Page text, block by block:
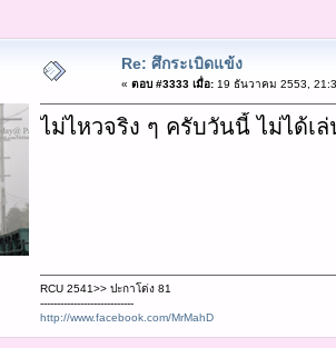
Re: ศึกระเบิดแข้ง
« ตอบ #3333 เมื่อ:19 ธันวาคม 2553,
ไม่ไหวจริง ๆ ครับวันนี้ ไม่ได้เ
RCU 2541>> ปะกาโด่ง 81
----------------------------
http://www.facebook.com/MrMahD